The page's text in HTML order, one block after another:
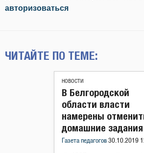
авторизоваться
ЧИТАЙТЕ ПО ТЕМЕ:
НОВОСТИ
В Белгородской
области власти
намерены
домашние задания
Газета педагогов 30.10.2019